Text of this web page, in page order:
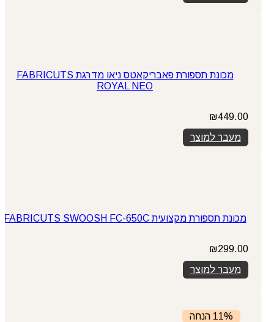
מכונת תספורת פאבריקאטס ניאו מדרגת FABRICUTS
ROYAL NEO
₪449.00
מעבר למוצר
מכונת תספורת מקצועית FABRICUTS SWOOSH FC-650C
₪299.00
מעבר למוצר
11% הנחה